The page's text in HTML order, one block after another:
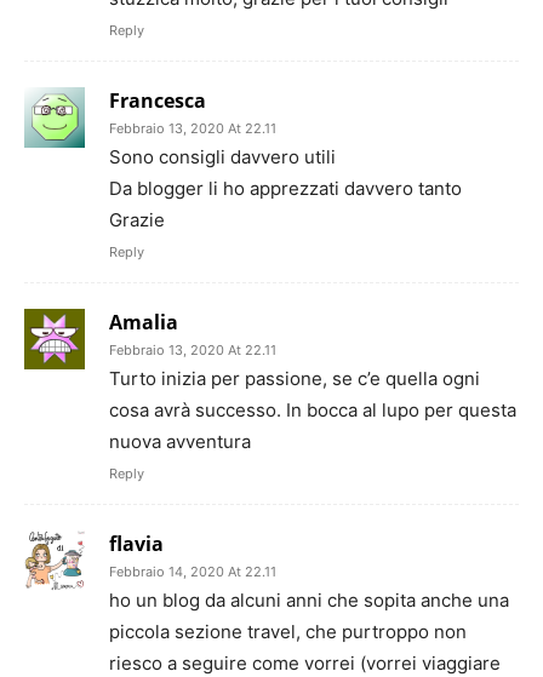
Reply
Francesca
Febbraio 13, 2020 At 22.11
Sono consigli davvero utili
Da blogger li ho apprezzati davvero tanto
Grazie
Reply
Amalia
Febbraio 13, 2020 At 22.11
Turto inizia per passione, se c’e quella ogni
cosa avrà successo. In bocca al lupo per questa
nuova avventura
Reply
flavia
Febbraio 14, 2020 At 22.11
ho un blog da alcuni anni che sopita anche una
piccola sezione travel, che purtroppo non
riesco a seguire come vorrei (vorrei viaggiare